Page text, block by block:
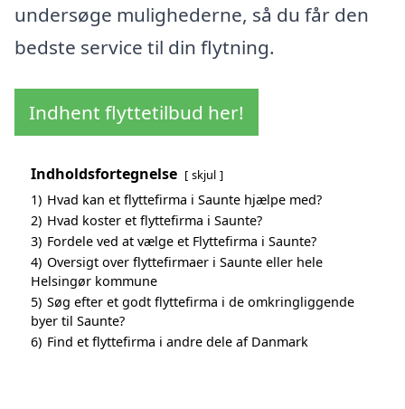
undersøge mulighederne, så du får den
bedste service til din flytning.
Indhent flyttetilbud her!
Indholdsfortegnelse skjul
1) Hvad kan et flyttefirma i Saunte hjælpe med?
2) Hvad koster et flyttefirma i Saunte?
3) Fordele ved at vælge et Flyttefirma i Saunte?
4) Oversigt over flyttefirmaer i Saunte eller hele
Helsingør kommune
5) Søg efter et godt flyttefirma i de omkringliggende
byer til Saunte?
6) Find et flyttefirma i andre dele af Danmark